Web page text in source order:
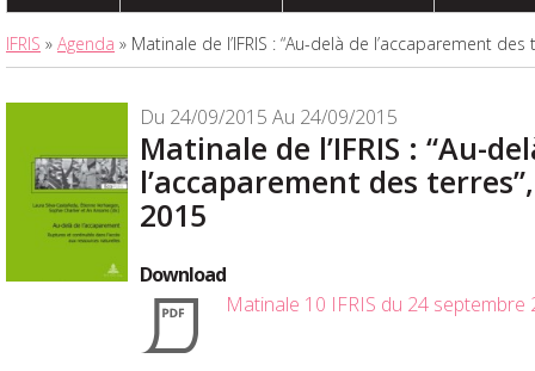
IFRIS » Agenda » Matinale de l’IFRIS : “Au-delà de l’accaparement
Du 24/09/2015 Au 24/09/2015
Matinale de l’IFRIS : “Au-
l’accaparement des
2015
Download
Matinale 10 IFRIS du 24 septembre